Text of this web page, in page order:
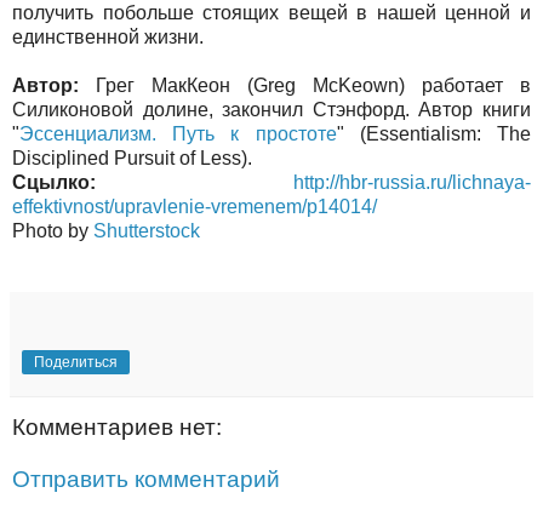
получить побольше стоящих вещей в нашей ценной и
единственной жизни.
Автор:
Грег МакКеон (Greg McKeown) работает в
Силиконовой долине, закончил Стэнфорд. Автор книги
"Эссенциализм. Путь к простоте" (Essentialism: The
Disciplined Pursuit of Less).
Сцылко:
http://hbr-russia.ru/lichnaya-
effektivnost/upravlenie-vremenem/p14014/
Photo by Shutterstock
Поделиться
Комментариев нет:
Отправить комментарий